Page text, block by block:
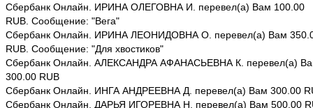
Сбербанк Онлайн. ИРИНА ОЛЕГОВНА И. перевел(а) Вам 100.00
RUB. Сообщение: "Вега"
Сбербанк Онлайн. ИРИНА ЛЕОНИДОВНА О. перевел(а) Вам
RUB. Сообщение: "Для хвостиков"
Сбербанк Онлайн. АЛЕКСАНДРА АФАНАСЬЕВНА К. перевел(а)
300.00 RUB
Сбербанк Онлайн. ИНГА АНДРЕЕВНА Д. перевел(а) Вам 300.00
Сбербанк Онлайн. ДАРЬЯ ИГОРЕВНА Н. перевел(а) Вам 500.00